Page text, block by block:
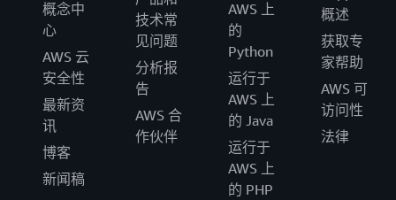
概念中
心
AWS 云
安全性
最新资
讯
博客
新闻稿
技术常
见问题
分析报
告
AWS 合
作伙伴
AWS 上
的
Python
运行于
AWS 上
的 Java
运行于
AWS 上
的 PHP
概述
获取专
家帮助
AWS 可
访问性
法律